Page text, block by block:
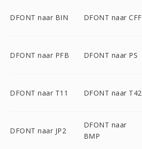
DFONT naar BIN DFONT naar CFF
DFONT naar PFB DFONT naar PS
DFONT naar T11 DFONT naar T42
DFONT naar JP2
DFONT naar
BMP